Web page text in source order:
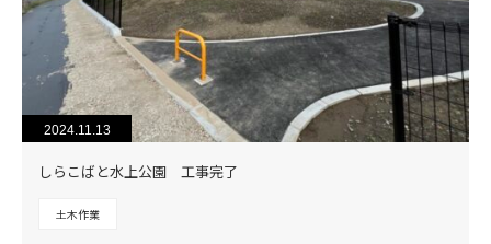
2024.11.13
しらこばと水上公園 工事完了
土木作業